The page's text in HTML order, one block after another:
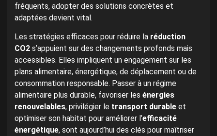
fréquents, adopter des solutions concrètes et
adaptées devient vital.
Les stratégies efficaces pour réduire la réduction
CO2 s’appuient sur des changements profonds mais
accessibles. Elles impliquent un engagement sur les
plans alimentaire, énergétique, de déplacement ou de
consommation responsable. Passer à un régime
alimentaire plus durable, favoriser les énergies
renouvelables, privilégier le transport durable et
optimiser son habitat pour améliorer l’efficacité
énergétique, sont aujourd’hui des clés pour maîtriser